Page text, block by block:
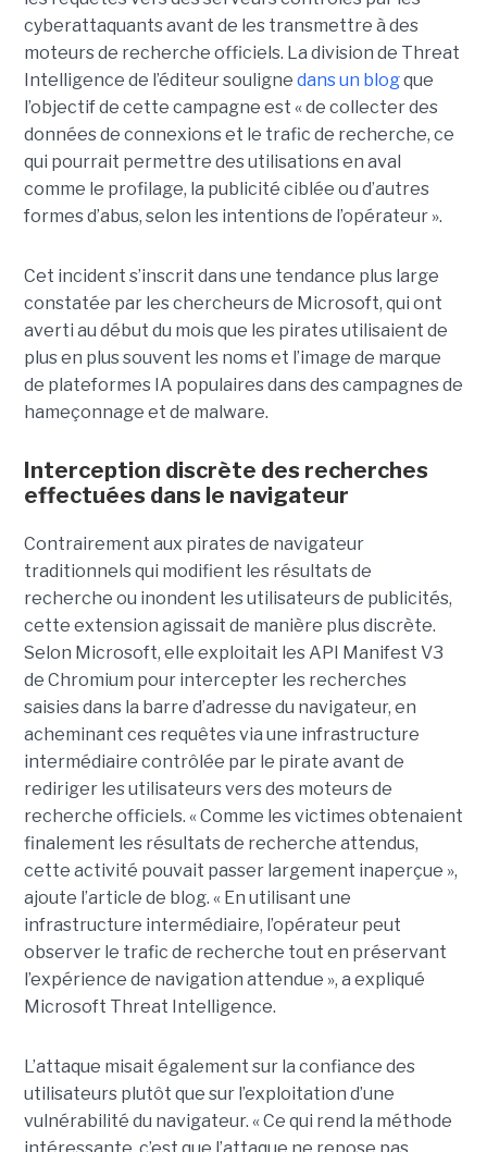
cyberattaquants avant de les transmettre à des
moteurs de recherche officiels. La division de Threat
Intelligence de l’éditeur souligne dans un blogque
l’objectif de cette campagne est « de collecter des
données de connexions et le trafic de recherche, ce
qui pourrait permettre des utilisations en aval
comme le profilage, la publicité ciblée ou d’autres
formes d’abus, selon les intentions de l’opérateur ».
Cet incident s’inscrit dans une tendance plus large
constatée par les chercheurs de Microsoft, qui ont
averti au début du mois que les pirates utilisaient de
plus en plus souvent les noms et l’image de marque
de plateformes IA populaires dans des campagnes de
hameçonnage et de malware.
Interception discrète des recherches
effectuées dans le navigateur
Contrairement aux pirates de navigateur
traditionnels qui modifient les résultats de
recherche ou inondent les utilisateurs de publicités,
cette extension agissait de manière plus discrète.
Selon Microsoft, elle exploitait les API Manifest V3
de Chromium pour intercepter les recherches
saisies dans la barre d’adresse du navigateur, en
acheminant ces requêtes via une infrastructure
intermédiaire contrôlée par le pirate avant de
rediriger les utilisateurs vers des moteurs de
recherche officiels. « Comme les victimes obtenaient
finalement les résultats de recherche attendus,
cette activité pouvait passer largement inaperçue »,
ajoute l’article de blog. « En utilisant une
infrastructure intermédiaire, l’opérateur peut
observer le trafic de recherche tout en préservant
l’expérience de navigation attendue », a expliqué
Microsoft Threat Intelligence.
L’attaque misait également sur la confiance des
utilisateurs plutôt que sur l’exploitation d’une
vulnérabilité du navigateur. « Ce qui rend la méthode